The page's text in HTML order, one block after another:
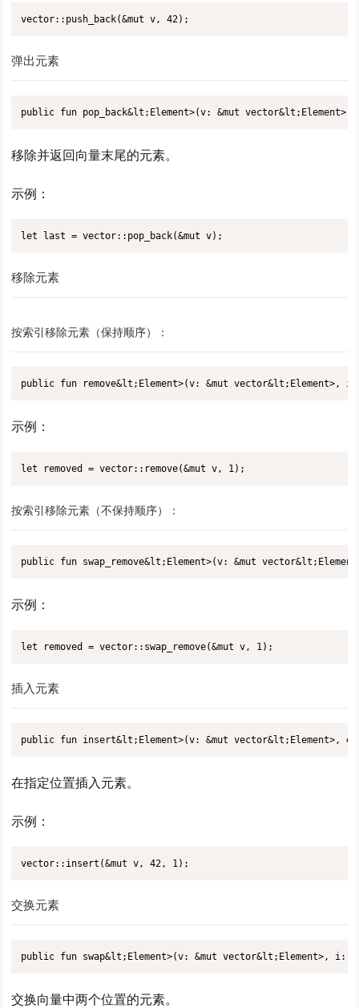
vector::push_back(&mut v, 42);
弹出元素
public fun pop_back&lt;Element>(v: &mut vector&lt;Element>):
移除并返回向量末尾的元素。
示例：
let last = vector::pop_back(&mut v);
移除元素
按索引移除元素（保持顺序）：
public fun remove&lt;Element>(v: &mut vector&lt;Element>,
示例：
let removed = vector::remove(&mut v, 1);
按索引移除元素（不保持顺序）：
public fun swap_remove&lt;Element>(v: &mut
示例：
let removed = vector::swap_remove(&mut v, 1);
插入元素
public fun insert&lt;Element>(v: &mut vector&lt;Element>,
在指定位置插入元素。
示例：
vector::insert(&mut v, 42, 1);
交换元素
public fun swap&lt;Element>(v: &mut vector&lt;Element>, i:
交换向量中两个位置的元素。